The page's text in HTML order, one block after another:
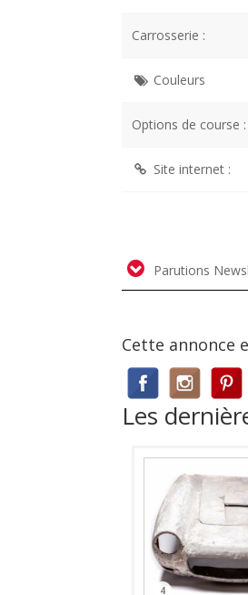
Carrosserie :
Couleurs
Options de course :
Site internet :
Parutions
Cette annonce
Les
4